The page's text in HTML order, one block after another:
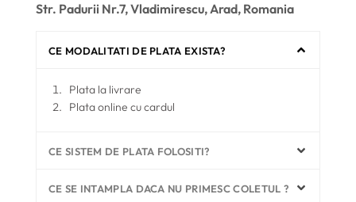
Str. Padurii Nr.7, Vladimirescu, Arad, Romania
CE MODALITATI DE PLATA EXISTA?
plata la livrare
plata online cu cardul
CE SISTEM DE PLATA FOLOSITI?
CE SE INTAMPLA DACA NU PRIMESC COLETUL ?